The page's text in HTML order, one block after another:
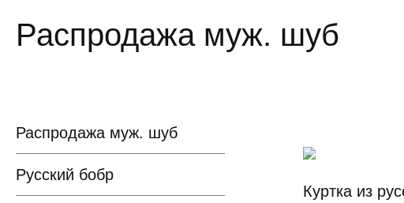
Распродажа муж. шуб
Распродажа муж. шуб
Русский бобр
Куртка из